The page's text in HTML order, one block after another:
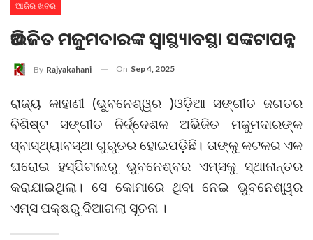
ଆଜିର ଖବର
ଅଭିଜିତ ମଜୁମଦାରଙ୍କ ସ୍ବାସ୍ଥ୍ୟାବସ୍ଥା ସଙ୍କଟାପନ୍ନ
By Rajyakahani On Sep 4, 2025
ରାଜ୍ୟ କାହାଣୀ (ଭୁବନେଶ୍ୱର )ଓଡ଼ିଆ ସଙ୍ଗୀତ ଜଗତର
ବିଶିଷ୍ଟ ସଙ୍ଗୀତ ନିର୍ଦ୍ଦେଶକ ଅଭିଜିତ ମଜୁମଦାରଙ୍କ
ସ୍ବାସ୍ଥ୍ୟାବସ୍ଥା ଗୁରୁତର ହୋଇପଡ଼ିଛି। ତାଙ୍କୁ କଟକର ଏକ
ଘରୋଇ ହସ୍ପିଟାଲରୁ ଭୁବନେଶ୍ବର ଏମ୍‌ସକୁ ସ୍ଥାନାନ୍ତର
କରାଯାଇଥିଲା। ସେ କୋମାରେ ଥିବା ନେଇ ଭୁବନେଶ୍ୱର
ଏମ୍ସ ପକ୍ଷରୁ ଦିଆଗଲା ସୂଚନା ।